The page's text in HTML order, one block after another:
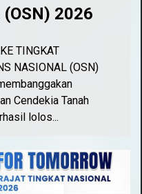
(OSN) 2026
TINGKAT
NASIONAL (OSN)
Cendekia Tanah
lolos...